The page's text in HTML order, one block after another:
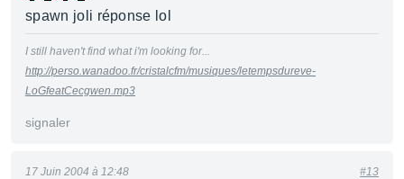
spawn joli réponse lol
I still haven't find what i'm looking for...
http://perso.wanadoo.fr/cristalcfm/musiques/letempsdureve-
LoGfeatCecgwen.mp3
signaler
17 Juin 2004 à 12:48 #13